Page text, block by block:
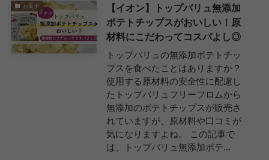
お菓子
【イオン】トップバリュ無添加
ポテトチップスがおいしい！原
材料にこだわってコスパよし◎
トップバリュの無添加ポテトチッ
プスを食べたことはありますか？
使用する原材料の安全性に配慮し
たトップバリュフリーフロムから
無添加のポテトチップスが販売さ
れていますが、原材料や口コミが
気になりますよね。 この記事で
は、トップバリュ無添加ポテ...